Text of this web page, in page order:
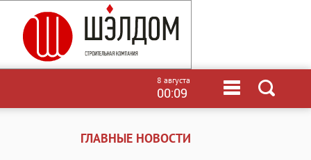
8 августа
00:09
ГЛАВНЫЕ НОВОСТИ